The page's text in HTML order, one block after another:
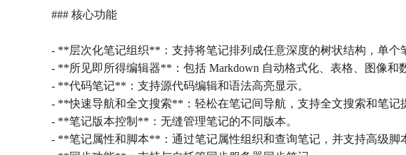
### 核心功能
- **层次化笔记组织**：支持将笔记排列成任意深度的树状结构，单个
- **所见即所得编辑器**：包括 Markdown 自动格式化、表格、图像和
- **代码笔记**：支持源代码编辑和语法高亮显示。
- **快速导航和全文搜索**：轻松在笔记间导航，支持全文搜索和笔记
- **笔记版本控制**：无缝管理笔记的不同版本。
- **笔记属性和脚本**：通过笔记属性组织和查询笔记，并支持高级脚